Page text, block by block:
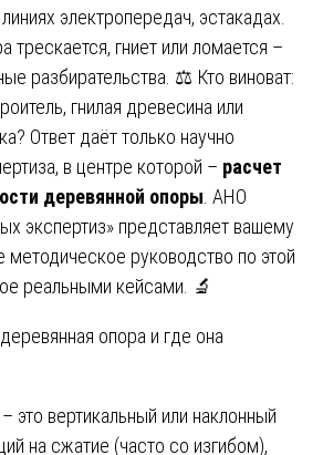
электропередач, эстакадах.
трескается, гниет или ломается –
разбирательства. ⚖️ Кто виноват:
гнилая древесина или
Ответ даёт только научно
в центре которой – расчет
деревянной опоры . АНО
экспертиз» представляет вашему
методическое руководство по этой
реальными кейсами. 🔬
опора и где она
это вертикальный или наклонный
на сжатие (часто со изгибом),